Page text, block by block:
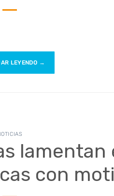
LEYENDO →
lamentan
con